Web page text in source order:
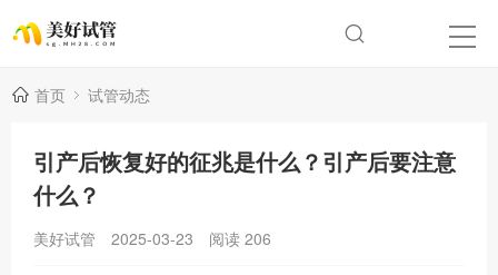
首页 试管动态
引产后恢复好的征兆是什么？引产后要注意
什么？
美好试管 2025-03-23 阅读 206